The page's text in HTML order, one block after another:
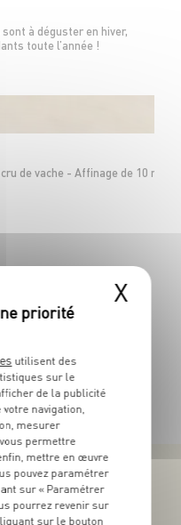
à déguster en hiver,
toute l’année !
de vache - Affinage de 10 mois
NOS PROMOTIONS
X
utilisent des
sur le
de la publicité
navigation,
mesurer
permettre
mettre en œuvre
pouvez paramétrer
sur « Paramétrer
pourrez revenir sur
sur le bouton